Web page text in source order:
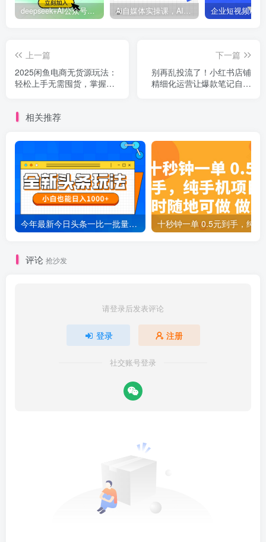
deepseek+AI公众号自动挣钱，轻松月入过W，手机电脑都可做 Ai自媒体实操课，AI打造自媒体爆款内容
上一篇
2025闲鱼电商无货源玩法：
轻松上手无需囤货，掌握核
下一篇
别再乱投流了！小红书店铺
精细化运营让爆款笔记自己
相关推荐
今年最新今日头条一比一批量搬砖，小白也可以日赚千元
评论 抢沙发
请登录后发表评论
登录 注册
社交账号登录